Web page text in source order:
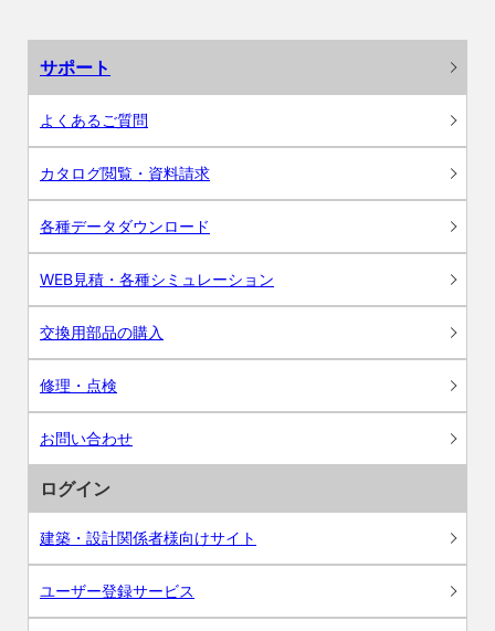
サポート
よくあるご質問
カタログ閲覧・資料請求
各種データダウンロード
WEB見積・各種シミュレーション
交換用部品の購入
修理・点検
お問い合わせ
ログイン
建築・設計関係者様向けサイト
ユーザー登録サービス